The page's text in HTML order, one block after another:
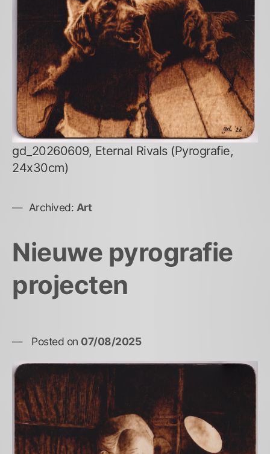
gd_20260609, Eternal Rivals (Pyrografie,
24x30cm)
Archived: Art
Nieuwe pyrografie
projecten
Posted on 07/08/2025